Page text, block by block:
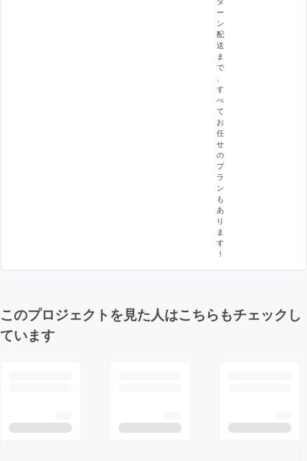
ー
ン
配
送
ま
で
す
べ
て
お
任
せ
の
プ
ラ
ン
も
あ
り
ま
す
！
このプロジェクトを見た人はこちらもチェックし
ています